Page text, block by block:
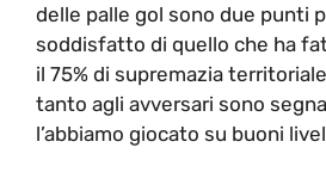
delle palle gol sono due punti
soddisfatto di quello che ha
il 75% di supremazia
tanto agli avversari sono
l’abbiamo giocato su buoni